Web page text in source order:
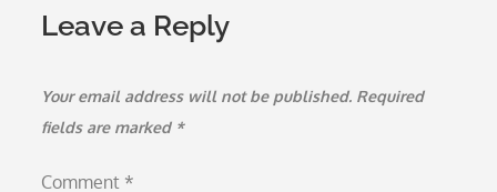
Leave a Reply
Your email address will not be published. Required
fields are marked *
Comment *